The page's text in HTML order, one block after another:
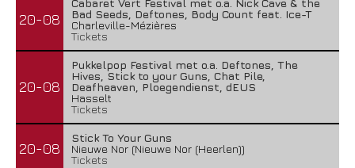
20-08
Cabaret Vert Festival met o.a. Nick Cave & the
Bad Seeds, Deftones, Body Count feat. Ice-T
Charleville-Mézières
Tickets
20-08
Pukkelpop Festival met o.a. Deftones, The
Hives, Stick to your Guns, Chat Pile,
Deafheaven, Ploegendienst, dEUS
Hasselt
Tickets
20-08
Stick To Your Guns
Nieuwe Nor (Nieuwe Nor (Heerlen))
Tickets